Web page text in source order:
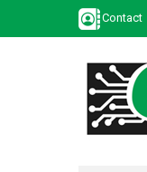
Contact